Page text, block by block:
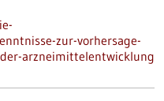
zur-vorhersage-
arzneimittelentwicklung